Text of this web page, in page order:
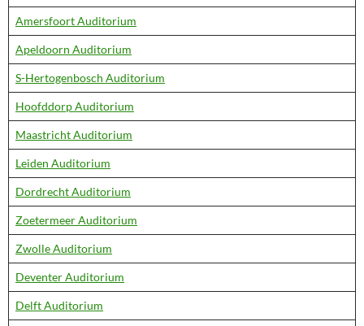
Amersfoort Auditorium
Apeldoorn Auditorium
S-Hertogenbosch Auditorium
Hoofddorp Auditorium
Maastricht Auditorium
Leiden Auditorium
Dordrecht Auditorium
Zoetermeer Auditorium
Zwolle Auditorium
Deventer Auditorium
Delft Auditorium